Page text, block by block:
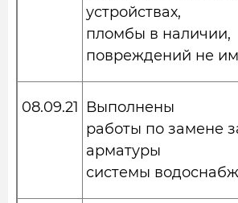
устройствах,
пломбы в наличии,
повреждений не
08.09.21 Выполнены
работы по замене
арматуры
системы